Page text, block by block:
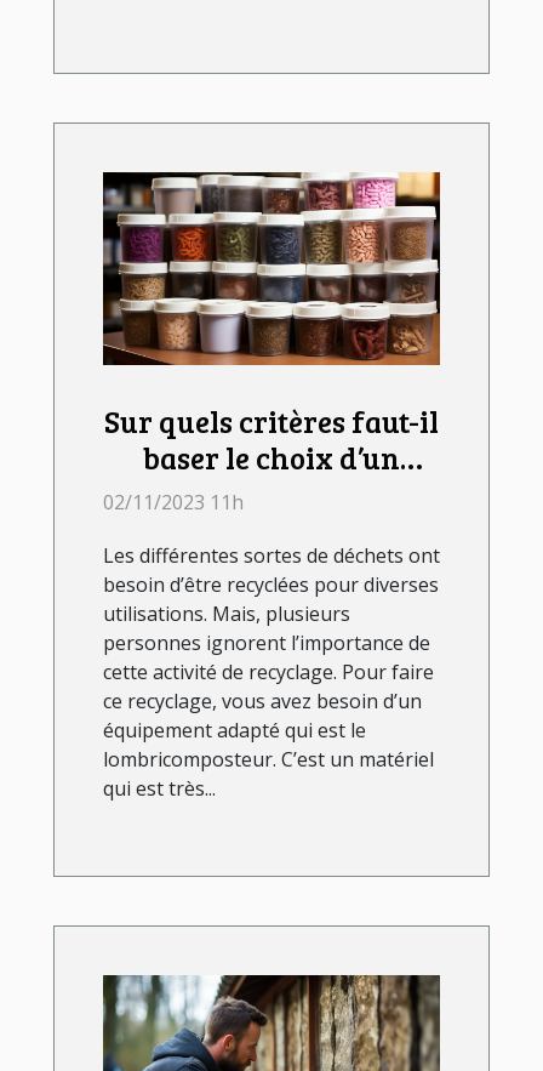
Sur quels critères faut-il
baser le choix d’un
lombricomposteur ?
02/11/2023 11h
Les différentes sortes de déchets ont
besoin d’être recyclées pour diverses
utilisations. Mais, plusieurs
personnes ignorent l’importance de
cette activité de recyclage. Pour faire
ce recyclage, vous avez besoin d’un
équipement adapté qui est le
lombricomposteur. C’est un matériel
qui est très...